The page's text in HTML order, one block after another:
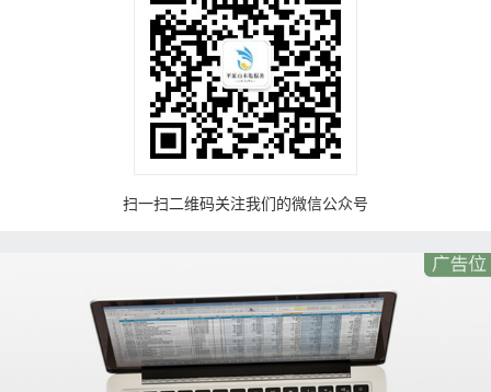
扫一扫二维码关注我们的微信公众号